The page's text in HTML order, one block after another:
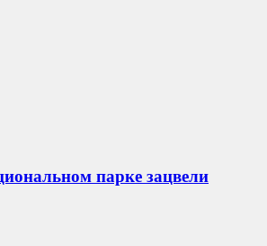
парке зацвели